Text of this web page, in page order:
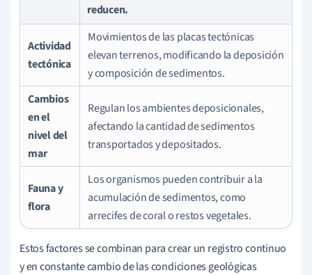
reducen.
Actividad
tectónica
Movimientos de las placas tectónicas
elevan terrenos, modificando la deposición
y composición de sedimentos.
Cambios
en el
nivel del
mar
Regulan los ambientes deposicionales,
afectando la cantidad de sedimentos
transportados y depositados.
Fauna y
flora
Los organismos pueden contribuir a la
acumulación de sedimentos, como
arrecifes de coral o restos vegetales.
Estos factores se combinan para crear un registro continuo
y en constante cambio de las condiciones geológicas